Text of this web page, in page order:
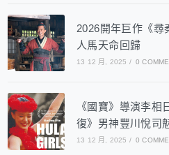
2026開年巨作《尋
人馬天命回歸
13 12 月, 2025 / 0
《國寶》導演李
復》男神豐川悅司
13 12 月, 2025 / 0